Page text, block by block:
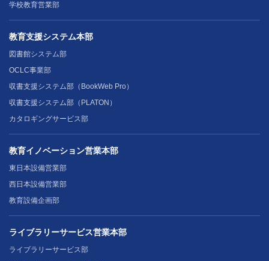
学校教育営業部
教育支援システム本部
図書館システム部
OCLC事業部
収書支援システム部（BookWeb Pro）
収書支援システム部（PLATON）
カタロギングサービス部
教育イノベーション営業本部
東日本設備営業部
西日本設備営業部
教育設備企画部
ライブラリーサービス営業本部
ライブラリーサービス部